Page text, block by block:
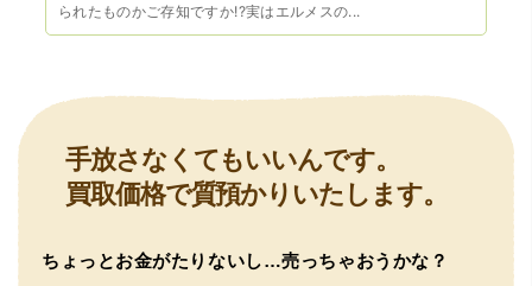
（兵庫県宝塚市）預かって頂くときに持っていた方の宝石
も見て頂く事が出き、購入した商品の価値をいろいろ教え
られたものかご存知ですか!?実はエルメスの...
手放さなくてもいいんです。
買取価格で質預かりいたします。
ちょっとお金がたりないし…売っちゃおうかな？